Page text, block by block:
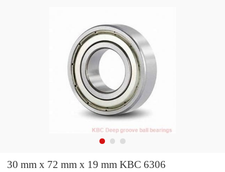
30 mm x 72 mm x 19 mm KBC 6306